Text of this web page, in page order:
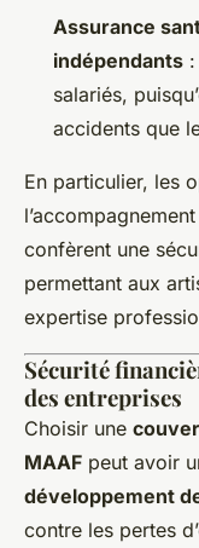
Assurance
indépendants
salariés,
accidents que
En particulier, les
confèrent une
permettant aux
expertise
Sécurité
des entreprises
Choisir une
MAAF peut avoir
développement
contre les pertes